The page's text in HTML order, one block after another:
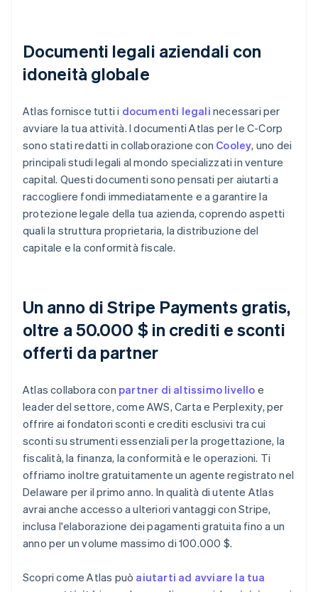
Documenti legali aziendali con
idoneità globale
Atlas fornisce tutti i documenti legali necessari per
avviare la tua attività. I documenti Atlas per le C-Corp
sono stati redatti in collaborazione con Cooley, uno dei
principali studi legali al mondo specializzati in venture
capital. Questi documenti sono pensati per aiutarti a
raccogliere fondi immediatamente e a garantire la
protezione legale della tua azienda, coprendo aspetti
quali la struttura proprietaria, la distribuzione del
capitale e la conformità fiscale.
Un anno di Stripe Payments gratis,
oltre a 50.000 $ in crediti e sconti
offerti da partner
Atlas collabora con partner di altissimo livello e
leader del settore, come AWS, Carta e Perplexity, per
offrire ai fondatori sconti e crediti esclusivi tra cui
sconti su strumenti essenziali per la progettazione, la
fiscalità, la finanza, la conformità e le operazioni. Ti
offriamo inoltre gratuitamente un agente registrato nel
Delaware per il primo anno. In qualità di utente Atlas
avrai anche accesso a ulteriori vantaggi con Stripe,
inclusa l'elaborazione dei pagamenti gratuita fino a un
anno per un volume massimo di 100.000 $.
Scopri come Atlas può aiutarti ad avviare la tua